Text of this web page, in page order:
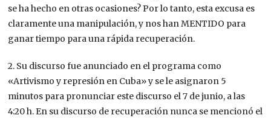
se ha hecho en otras ocasiones? Por lo tanto, esta excusa es
claramente una manipulación, y nos han MENTIDO para
ganar tiempo para una rápida recuperación.
2. Su discurso fue anunciado en el programa como
«Artivismo y represión en Cuba» y se le asignaron 5
minutos para pronunciar este discurso el 7 de junio, a las
4:20 h. En su discurso de recuperación nunca se mencionó el